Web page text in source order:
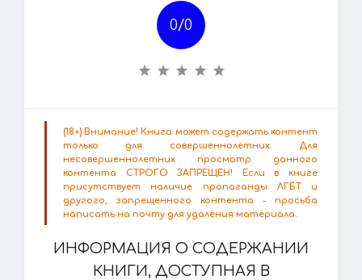
0/0
(18+) Внимание! Книга может содержать контент
только для совершеннолетних. Для
несовершеннолетних просмотр данного
контента СТРОГО ЗАПРЕЩЕН! Если в книге
присутствует наличие пропаганды ЛГБТ и
другого, запрещенного контента - просьба
написать на почту для удаления материала.
ИНФОРМАЦИЯ О СОДЕРЖАНИИ
КНИГИ, ДОСТУПНАЯ В